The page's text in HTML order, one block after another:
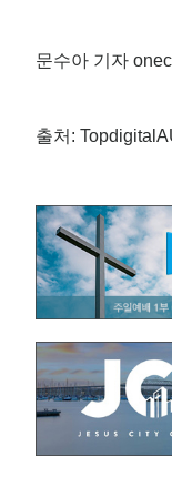
문수아 기자
출처: